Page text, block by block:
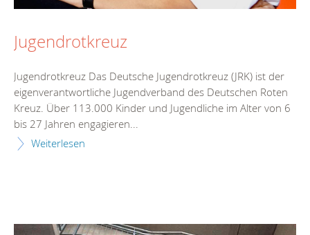
Jugendrotkreuz
Jugendrotkreuz Das Deutsche Jugendrotkreuz (JRK) ist der
eigenverantwortliche Jugendverband des Deutschen Roten
Kreuz. Über 113.000 Kinder und Jugendliche im Alter von 6
bis 27 Jahren engagieren...
Weiterlesen